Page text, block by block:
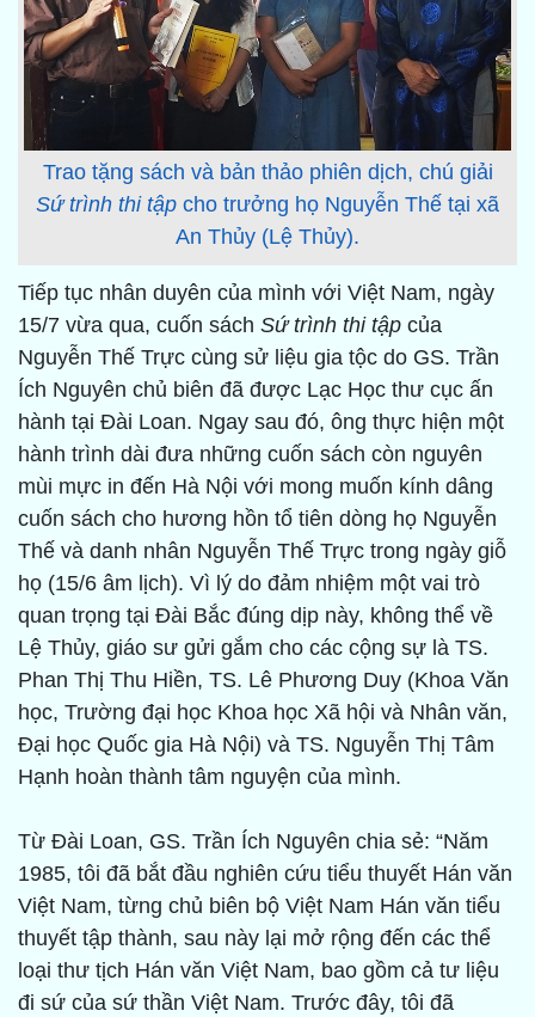
Trao tặng sách và bản thảo phiên dịch, chú giải
Sứ trình thi tập cho trưởng họ Nguyễn Thế tại xã
An Thủy (Lệ Thủy).
Tiếp tục nhân duyên của mình với Việt Nam, ngày
15/7 vừa qua, cuốn sách Sứ trình thi tập của
Nguyễn Thế Trực cùng sử liệu gia tộc do GS. Trần
Ích Nguyên chủ biên đã được Lạc Học thư cục ấn
hành tại Đài Loan. Ngay sau đó, ông thực hiện một
hành trình dài đưa những cuốn sách còn nguyên
mùi mực in đến Hà Nội với mong muốn kính dâng
cuốn sách cho hương hồn tổ tiên dòng họ Nguyễn
Thế và danh nhân Nguyễn Thế Trực trong ngày giỗ
họ (15/6 âm lịch). Vì lý do đảm nhiệm một vai trò
quan trọng tại Đài Bắc đúng dịp này, không thể về
Lệ Thủy, giáo sư gửi gắm cho các cộng sự là TS.
Phan Thị Thu Hiền, TS. Lê Phương Duy (Khoa Văn
học, Trường đại học Khoa học Xã hội và Nhân văn,
Đại học Quốc gia Hà Nội) và TS. Nguyễn Thị Tâm
Hạnh hoàn thành tâm nguyện của mình.
Từ Đài Loan, GS. Trần Ích Nguyên chia sẻ: “Năm
1985, tôi đã bắt đầu nghiên cứu tiểu thuyết Hán văn
Việt Nam, từng chủ biên bộ Việt Nam Hán văn tiểu
thuyết tập thành, sau này lại mở rộng đến các thể
loại thư tịch Hán văn Việt Nam, bao gồm cả tư liệu
đi sứ của sứ thần Việt Nam. Trước đây, tôi đã